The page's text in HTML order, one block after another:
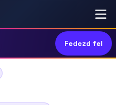
Fedezd fel